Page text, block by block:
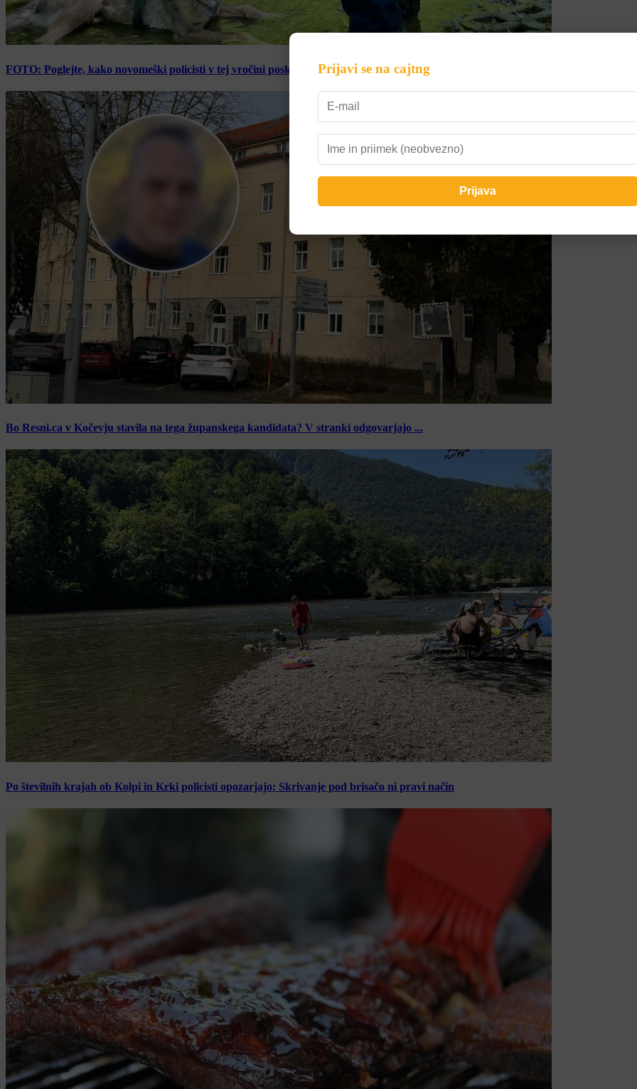
FOTO: Poglejte, kako novomeški policisti v tej vročini poskrbijo za svoje štirinožne sodelavce
Bo Resni.ca v Kočevju stavila na tega županskega kandidata? V stranki odgovarjajo ...
Po številnih krajah ob Kolpi in Krki policisti opozarjajo: Skrivanje pod brisačo ni pravi način
Prijavi se na cajtng